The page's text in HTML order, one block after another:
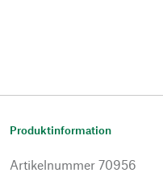
Produktinformation
Artikelnummer 70956